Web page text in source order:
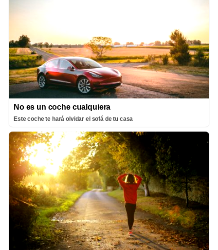
No es un coche cualquiera
Este coche te hará olvidar el sofá de tu casa